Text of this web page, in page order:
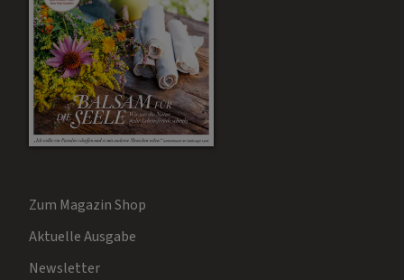
Zum Magazin Shop
Aktuelle Ausgabe
Newsletter